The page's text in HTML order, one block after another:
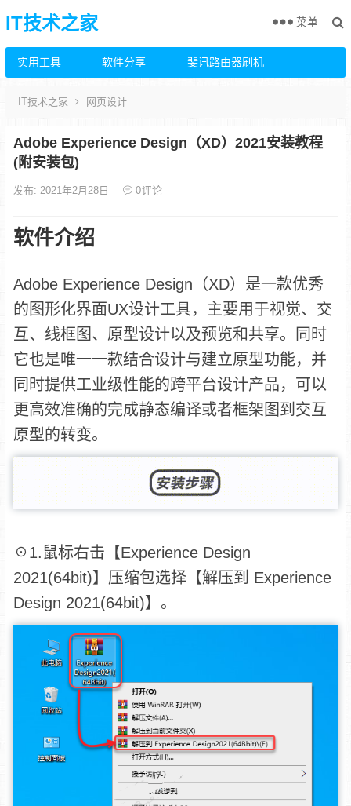
IT技术之家
实用工具 软件分享 斐讯路由器刷机
菜单
IT技术之家 网页设计
Adobe Experience Design（XD）2021安装教程
(附安装包)
发布: 2021年2月28日 0评论
软件介绍
Adobe Experience Design（XD）是一款优秀
的图形化界面UX设计工具，主要用于视觉、交
互、线框图、原型设计以及预览和共享。同时
它也是唯一一款结合设计与建立原型功能，并
同时提供工业级性能的跨平台设计产品，可以
更高效准确的完成静态编译或者框架图到交互
原型的转变。
☉1.鼠标右击【Experience Design
2021(64bit)】压缩包选择【解压到 Experience
Design 2021(64bit)】。